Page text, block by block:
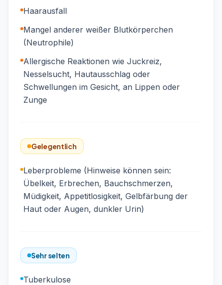
Haarausfall
Mangel anderer weißer Blutkörperchen
(Neutrophile)
Allergische Reaktionen wie Juckreiz,
Nesselsucht, Hautausschlag oder
Schwellungen im Gesicht, an Lippen oder
Zunge
Gelegentlich
Leberprobleme (Hinweise können sein:
Übelkeit, Erbrechen, Bauchschmerzen,
Müdigkeit, Appetitlosigkeit, Gelbfärbung der
Haut oder Augen, dunkler Urin)
Sehr selten
Tuberkulose